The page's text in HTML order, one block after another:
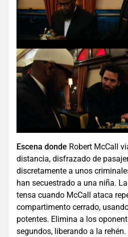
Escena donde Robert McCall
distancia, disfrazado de
discretamente a unos
han secuestrado a una niña.
tensa cuando McCall ataca
compartimento cerrado,
potentes. Elimina a los
segundos, liberando a la rehén.